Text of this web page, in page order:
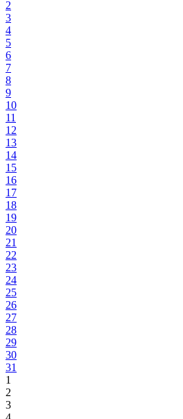
2
3
4
5
6
7
8
9
10
11
12
13
14
15
16
17
18
19
20
21
22
23
24
25
26
27
28
29
30
31
1
2
3